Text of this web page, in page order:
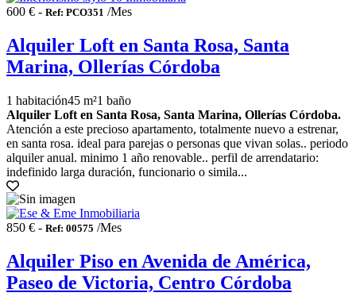
600 € - Ref: PCO351 /Mes
Alquiler Loft en Santa Rosa, Santa
Marina, Ollerías Córdoba
1 habitación45 m²1 baño
Alquiler Loft en Santa Rosa, Santa Marina, Ollerías Córdoba.
Atención a este precioso apartamento, totalmente nuevo a estrenar,
en santa rosa. ideal para parejas o personas que vivan solas.. periodo
alquiler anual. minimo 1 año renovable.. perfil de arrendatario:
indefinido larga duración, funcionario o simila...
850 € - Ref: 00575 /Mes
Alquiler Piso en Avenida de América,
Paseo de Victoria, Centro Córdoba